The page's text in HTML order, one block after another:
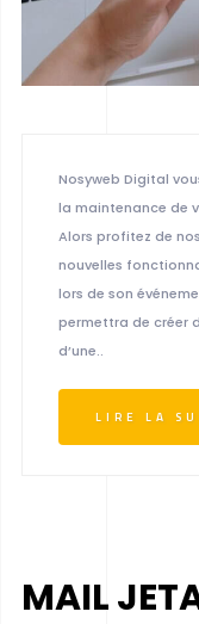
Nosyweb Digital
la maintenance de
Alors profitez de
nouvelles
lors de son
permettra de créer
d’une..
LIRE LA
MAIL